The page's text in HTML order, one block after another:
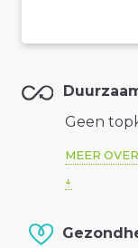
Geen
MEER